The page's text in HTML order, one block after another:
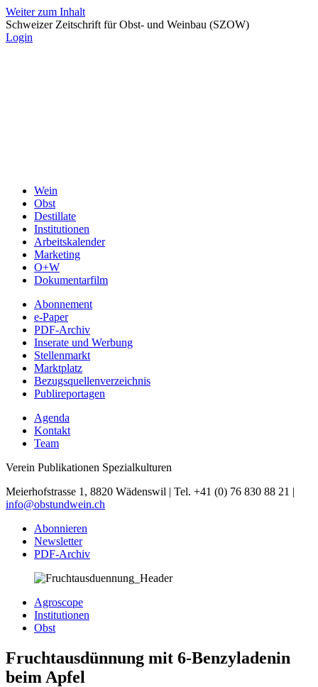
Weiter zum Inhalt
Schweizer Zeitschrift für Obst- und Weinbau (SZOW)
Login
Wein
Obst
Destillate
Institutionen
Arbeitskalender
Marketing
O+W
Dokumentarfilm
Abonnement
e-Paper
PDF-Archiv
Inserate und Werbung
Stellenmarkt
Marktplatz
Bezugsquellenverzeichnis
Publireportagen
Agenda
Kontakt
Team
Verein Publikationen Spezialkulturen
Meierhofstrasse 1, 8820 Wädenswil | Tel. +41 (0) 76 830 88 21 |
info@obstundwein.ch
Abonnieren
Newsletter
PDF-Archiv
Agroscope
Institutionen
Obst
Fruchtausdünnung mit 6-Benzyladenin
beim Apfel